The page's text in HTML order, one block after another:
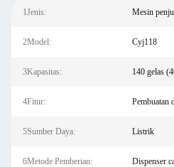
1Jenis: Mesin
2Model: Cyj118
3Kapasitas: 140 gelas
4Fitur: Pembuatan
5Sumber Daya: Listrik
6Metode Pemberian: Dispenser